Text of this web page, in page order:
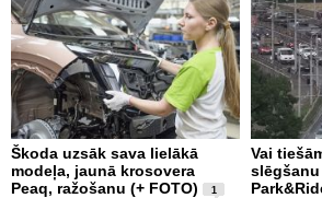
Škoda uzsāk sava lielākā
modeļa, jaunā krosovera
Peaq, ražošanu (+ FOTO)
1
Vai
slēgšanu